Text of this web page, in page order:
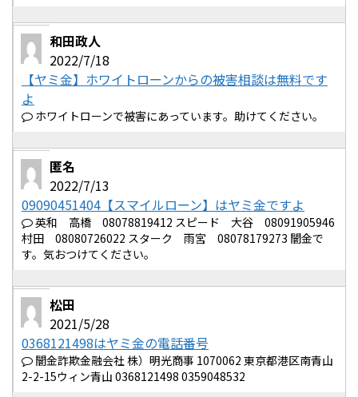
和田政人
2022/7/18
【ヤミ金】ホワイトローンからの被害相談は無料です
よ
ホワイトローンで被害にあっています。助けてください。
匿名
2022/7/13
09090451404【スマイルローン】はヤミ金ですよ
英和 高橋 08078819412 スピード 大谷 08091905946
村田 08080726022 スターク 雨宮 08078179273 闇金で
す。気おつけてください。
松田
2021/5/28
0368121498はヤミ金の電話番号
闇金詐欺金融会社 株）明光商事 1070062 東京都港区南青山
2-2-15ウィン青山 0368121498 0359048532